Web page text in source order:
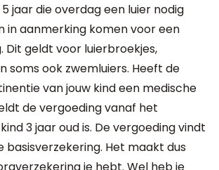
jaar die overdag een luier nodig
in aanmerking komen voor een
Dit geldt voor luierbroekjes,
soms ook zwemluiers. Heeft de
van jouw kind een medische
de vergoeding vanaf het
3 jaar oud is. De vergoeding vindt
basisverzekering. Het maakt dus